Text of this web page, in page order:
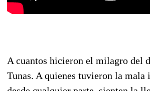
A cuantos hicieron el milagro del
Tunas. A quienes tuvieron la mala